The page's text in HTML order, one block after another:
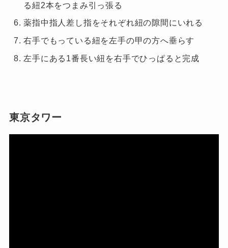
る紐2本をつまみ引っ張る
薬指中指人差し指をそれぞれ紐の隙間にいれる
右手でもっている紐を左手の甲の方へ垂らす
左手にある 1番長い紐を右手でひっぱると完成
東京タワー